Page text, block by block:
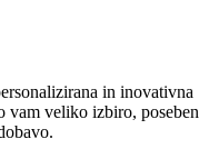
in inovativna
vam veliko izbiro, poseben